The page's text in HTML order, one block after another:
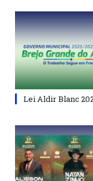
Lei Aldir Blanc